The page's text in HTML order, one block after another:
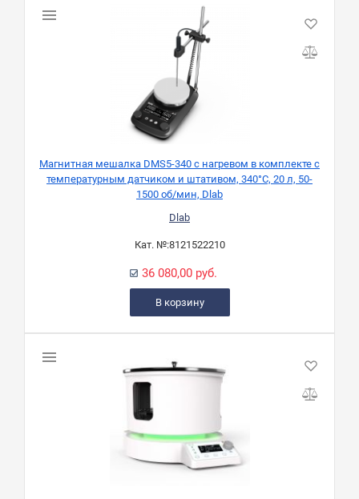
Магнитная мешалка DMS5-340 с нагревом в комплекте с
температурным датчиком и штативом, 340°C, 20 л, 50-
1500 об/мин, Dlab
Dlab
Кат. №:8121522210
36 080,00 руб.
В корзину